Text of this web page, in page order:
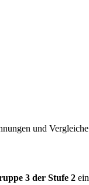
und
3 der Stufe 2